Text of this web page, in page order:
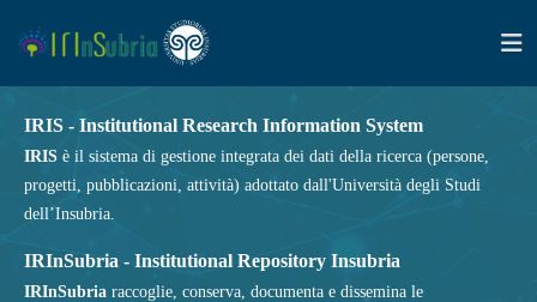
IRIS - Institutional Research Information System
IRIS è il sistema di gestione integrata dei dati della ricerca (persone,
progetti, pubblicazioni, attività) adottato dall'Università degli Studi
dell’Insubria.
IRInSubria - Institutional Repository Insubria
IRInSubria raccoglie, conserva, documenta e dissemina le